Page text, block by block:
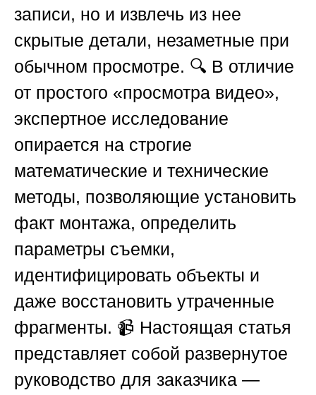
записи, но и извлечь из нее
скрытые детали, незаметные при
обычном просмотре. 🔍 В отличие
от простого «просмотра видео»,
экспертное исследование
опирается на строгие
математические и технические
методы, позволяющие установить
факт монтажа, определить
параметры съемки,
идентифицировать объекты и
даже восстановить утраченные
фрагменты. 📹 Настоящая статья
представляет собой развернутое
руководство для заказчика —